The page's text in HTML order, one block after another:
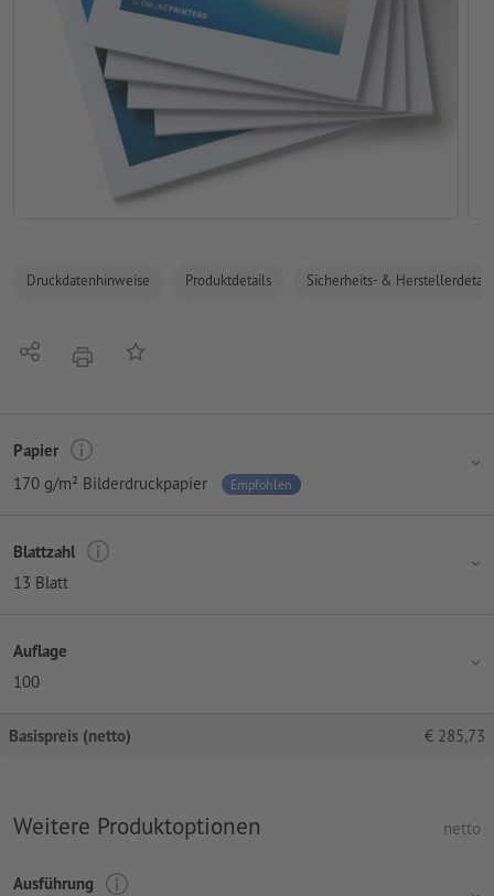
Druckdatenhinweise Produktdetails Sicherheits- &
Teilen DruckenAuf die Merkliste
Papier
170 g/m² Bilderdruckpapier
Empfohlen
Blattzahl
13 Blatt
Auflage
100
Basispreis (netto) € 285,73
Weitere Produktoptionen netto
Ausführung